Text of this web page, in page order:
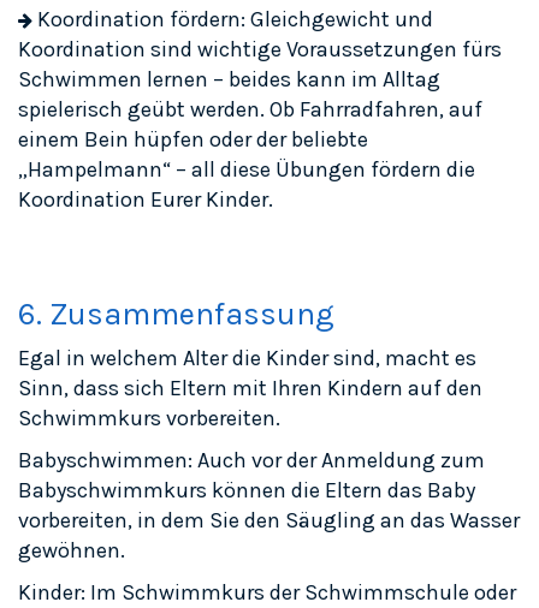
Koordination fördern: Gleichgewicht und
Koordination sind wichtige Voraussetzungen fürs
Schwimmen lernen – beides kann im Alltag
spielerisch geübt werden. Ob Fahrradfahren, auf
einem Bein hüpfen oder der beliebte
„Hampelmann“ – all diese Übungen fördern die
Koordination Eurer Kinder.
6. Zusammenfassung
Egal in welchem Alter die Kinder sind, macht es
Sinn, dass sich Eltern mit Ihren Kindern auf den
Schwimmkurs vorbereiten.
Babyschwimmen: Auch vor der Anmeldung zum
Babyschwimmkurs können die Eltern das Baby
vorbereiten, in dem Sie den Säugling an das Wasser
gewöhnen.
Kinder: Im Schwimmkurs der Schwimmschule oder